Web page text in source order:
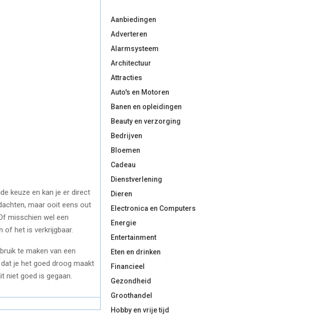
keuze en kan je er direct
maar ooit eens out
misschien wel een
of het is verkrijgbaar.
te maken van een
je het goed droog maakt
niet goed is gegaan.
Aanbiedingen
Adverteren
Alarmsysteem
Architectuur
Attracties
Auto's en Motoren
Banen en opleidingen
Beauty en verzorging
Bedrijven
Bloemen
Cadeau
Dienstverlening
Dieren
Electronica en Computers
Energie
Entertainment
Eten en drinken
Financieel
Gezondheid
Groothandel
Hobby en vrije tijd